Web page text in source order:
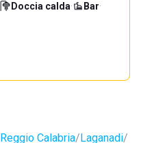
Doccia calda· Bar·
Calabria Laganadi